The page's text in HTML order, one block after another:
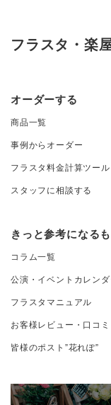
フラスタ・楽
オーダーする
商品一覧
事例からオーダー
フラスタ料金計算ツール
スタッフに相談する
きっと参考になる
コラム一覧
公演・イベントカレンダ
フラスタマニュアル
お客様レビュー・口コミ
皆様のポスト”花れぽ”